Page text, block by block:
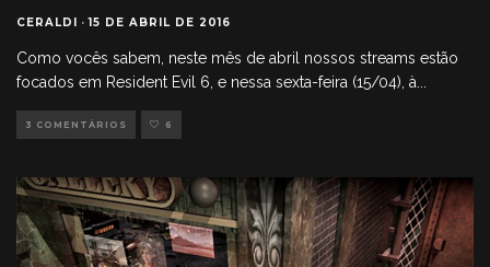
CERALDI · 15 DE ABRIL DE 2016
Como vocês sabem, neste mês de abril nossos streams estão
focados em Resident Evil 6, e nessa sexta-feira (15/04), à
3 COMENTÁRIOS 6